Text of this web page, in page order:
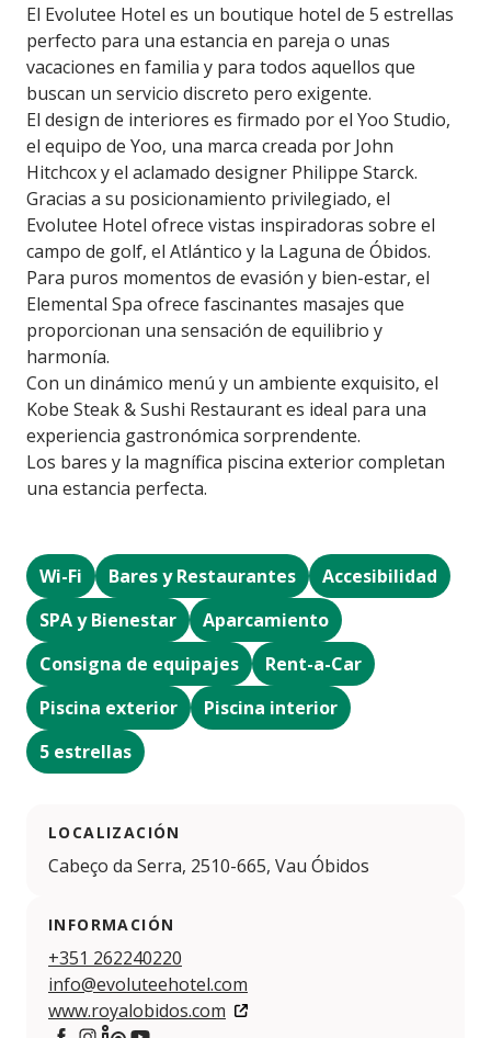
El Evolutee Hotel es un boutique hotel de 5 estrellas
perfecto para una estancia en pareja o unas
vacaciones en familia y para todos aquellos que
buscan un servicio discreto pero exigente.
El design de interiores es firmado por el Yoo Studio,
el equipo de Yoo, una marca creada por John
Hitchcox y el aclamado designer Philippe Starck.
Gracias a su posicionamiento privilegiado, el
Evolutee Hotel ofrece vistas inspiradoras sobre el
campo de golf, el Atlántico y la Laguna de Óbidos.
Para puros momentos de evasión y bien-estar, el
Elemental Spa ofrece fascinantes masajes que
proporcionan una sensación de equilibrio y
harmonía.
Con un dinámico menú y un ambiente exquisito, el
Kobe Steak & Sushi Restaurant es ideal para una
experiencia gastronómica sorprendente.
Los bares y la magnífica piscina exterior completan
una estancia perfecta.
Wi-Fi Bares y Restaurantes
Accesibilidad
SPA y Bienestar
Aparcamiento
Consigna de equipajes
Rent-a-Car
Piscina exterior
Piscina interior
5 estrellas
LOCALIZACIÓN
Cabeço da Serra, 2510-665, Vau Óbidos
INFORMACIÓN
+351 262240220
info@evoluteehotel.com
www.royalobidos.com